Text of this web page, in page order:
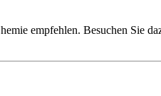
empfehlen. Besuchen Sie